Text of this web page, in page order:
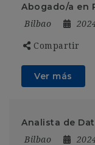
Abogado/a en
Bilbao
Compartir
Ver más
Analista de
Bilbao